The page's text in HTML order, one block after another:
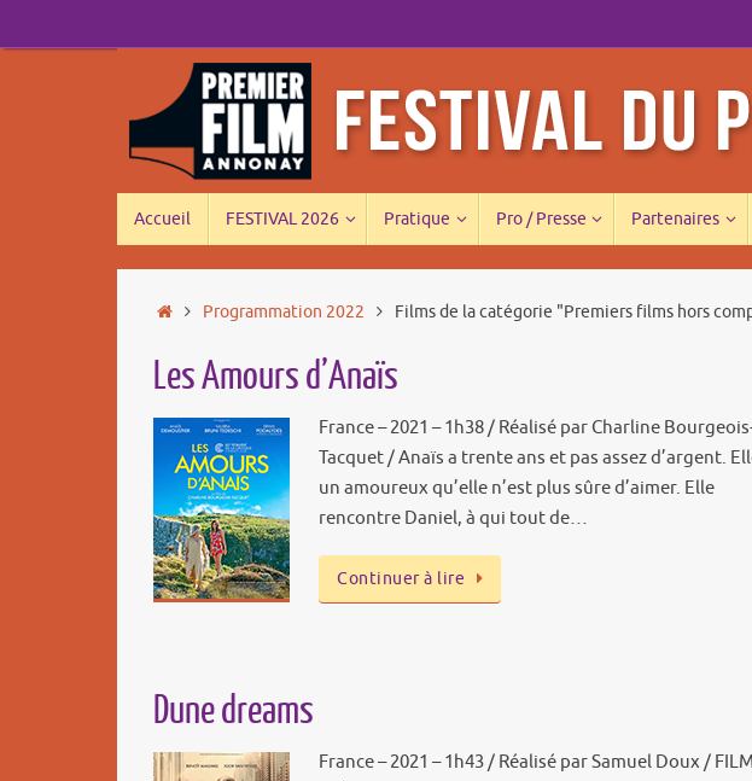
au
Accueil FESTIVAL 2026 Pratique Pro / Presse Partenaires
Accueil
Programmation 2022 Films de la catégorie "Premiers films hors
Les Amours d’Anaïs
France – 2021 – 1h38 / Réalisé par Charline
Tacquet / Anaïs a trente ans et pas assez d’argent.
un amoureux qu’elle n’est plus sûre d’aimer. Elle
rencontre Daniel, à qui tout de…
Continuer à lire
Dune dreams
France – 2021 – 1h43 / Réalisé par Samuel Doux / FILM